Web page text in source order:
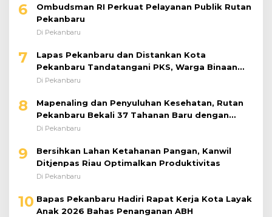
6
Ombudsman RI Perkuat Pelayanan Publik Rutan
Pekanbaru
Di Pekanbaru
7
Lapas Pekanbaru dan Distankan Kota
Pekanbaru Tandatangani PKS, Warga Binaan
Dibekali Keterampilan Peternakan Ayam Petelur
Di Pekanbaru
8
Mapenaling dan Penyuluhan Kesehatan, Rutan
Pekanbaru Bekali 37 Tahanan Baru dengan
Edukasi TBC, HIV, dan Bahaya Narkoba
Di Pekanbaru
9
Bersihkan Lahan Ketahanan Pangan, Kanwil
Ditjenpas Riau Optimalkan Produktivitas
Di Pekanbaru
10 Bapas Pekanbaru Hadiri Rapat Kerja Kota Layak
Anak 2026 Bahas Penanganan ABH